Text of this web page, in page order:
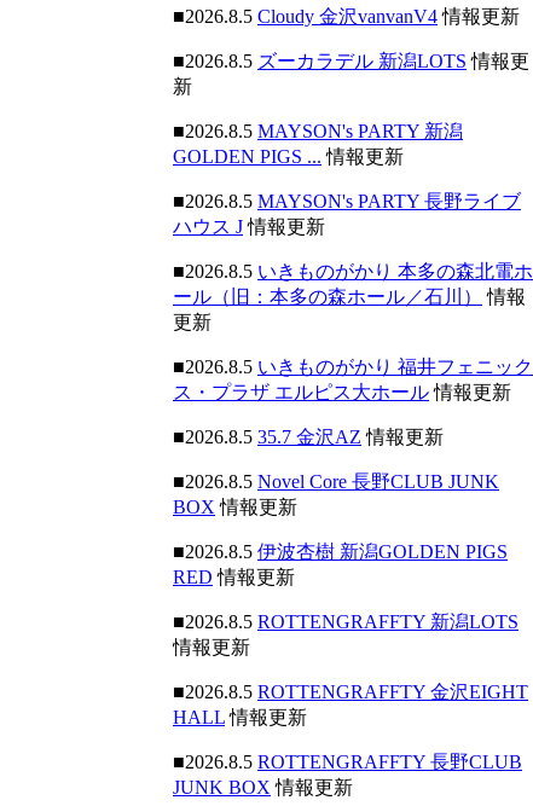
■2026.8.5 Cloudy 金沢vanvanV4情報更新
■2026.8.5 ズーカラデル 新潟LOTS 情報更
新
■2026.8.5 MAYSON's PARTY 新潟
GOLDEN PIGS ... 情報更新
■2026.8.5 MAYSON's PARTY 長野ライブ
ハウス J情報更新
■2026.8.5 いきものがかり 本多の森北電ホ
ール（旧：本多の森ホール／石川）
情報
更新
■2026.8.5 いきものがかり 福井フェニック
ス・プラザ エルピス大ホール情報更新
■2026.8.5 35.7 金沢AZ 情報更新
■2026.8.5 Novel Core 長野CLUB JUNK
BOX 情報更新
■2026.8.5 伊波杏樹 新潟GOLDEN PIGS
RED 情報更新
■2026.8.5 ROTTENGRAFFTY 新潟LOTS
情報更新
■2026.8.5 ROTTENGRAFFTY 金沢EIGHT
HALL情報更新
■2026.8.5 ROTTENGRAFFTY 長野CLUB
JUNK BOX 情報更新